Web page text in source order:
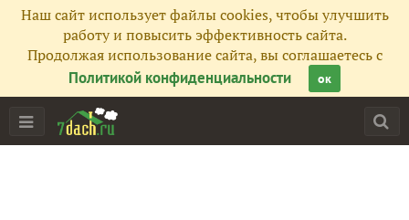
Наш сайт использует файлы cookies, чтобы улучшить
работу и повысить эффективность сайта.
Продолжая использование сайта, вы соглашаетесь с
Политикой конфиденциальности
ок